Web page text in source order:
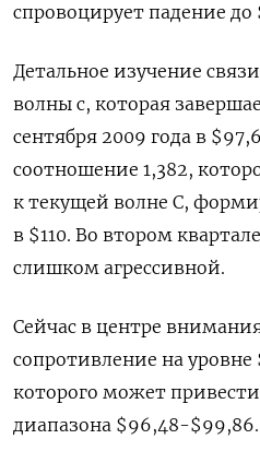
спровоцирует падение до
Детальное изучение
волны c, которая
сентября 2009 года в
соотношение 1,382,
к текущей волне C,
в $110. Во втором
слишком агрессивной.
Сейчас в центре
сопротивление на
которого может
диапазона $96,48-$99,86.